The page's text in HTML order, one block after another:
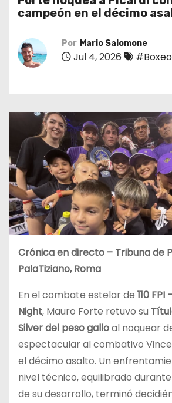
campeón en el décimo
Por Mario Salomone
Jul 4, 2026
Crónica en directo – Tribuna de
PalaTiziano, Roma
En el combate estelar de 110
Night, Mauro Forte retuvo su
Silver del peso galloal noquear
espectacular al combativo
el décimo asalto. Un
nivel técnico, equilibrado
de su desarrollo, terminó